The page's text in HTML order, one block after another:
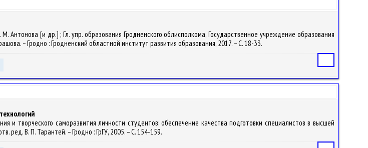
Антонова [и др.] ; Гл. упр. образования Гродненского облисполкома, Государственное учреждение образования
– Гродно : Гродненский областной институт развития образования, 2017. – С. 18-33.
и творческого саморазвития личности студентов: обеспечение качества подготовки специалистов в высшей
ред. В. П. Тарантей. – Гродно : ГрГУ, 2005. – С. 154-159.